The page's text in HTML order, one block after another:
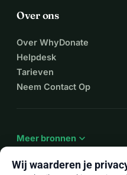
Over ons
Over WhyDonate
Helpdesk
Tarieven
Neem Contact Op
Meer bronnen expand_more
Wij waarderen je